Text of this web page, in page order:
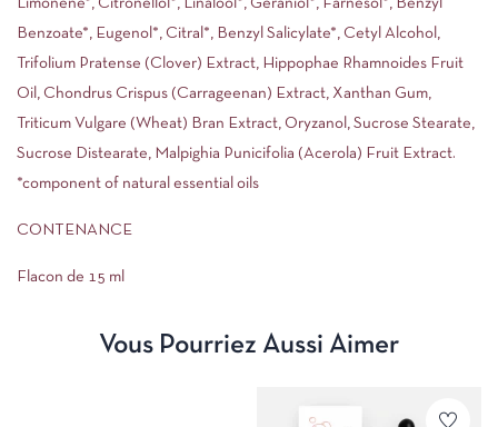
Limonene*, Citronellol*, Linalool*, Geraniol*, Farnesol*, Benzyl
Benzoate*, Eugenol*, Citral*, Benzyl Salicylate*, Cetyl Alcohol,
Trifolium Pratense (Clover) Extract, Hippophae Rhamnoides Fruit
Oil, Chondrus Crispus (Carrageenan) Extract, Xanthan Gum,
Triticum Vulgare (Wheat) Bran Extract, Oryzanol, Sucrose Stearate,
Sucrose Distearate, Malpighia Punicifolia (Acerola) Fruit Extract.
*component of natural essential oils
CONTENANCE
Flacon de 15 ml
Vous Pourriez Aussi Aimer